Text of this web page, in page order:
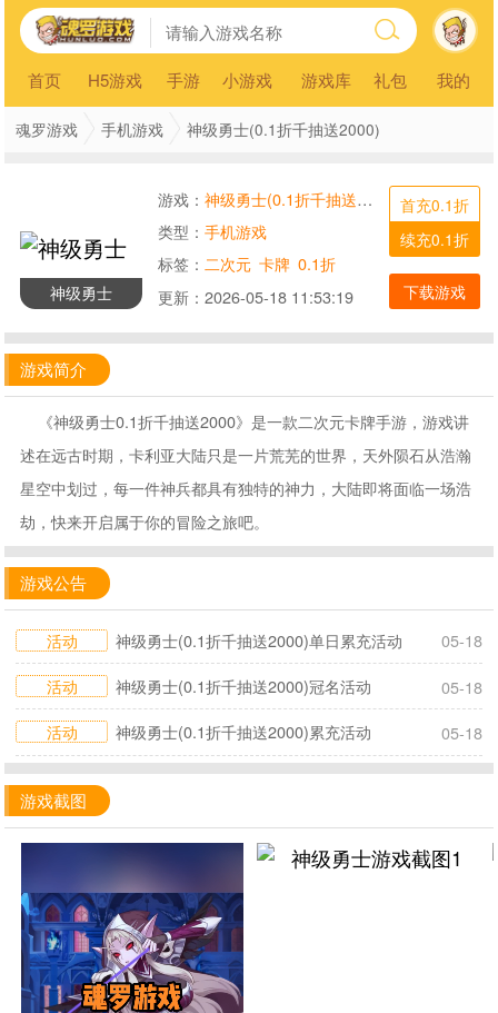
首页 H5游戏 手游 小游戏 游戏库 礼包 我的
魂罗游戏 手机游戏 神级勇士(0.1折千抽送2000)
神级勇士
游戏： 神级勇士(0.1折千抽送2000)
类型： 手机游戏
标签： 二次元 卡牌 0.1折
更新： 2026-05-18 11:53:19
首充0.1折
续充0.1折
下载游戏
游戏简介
《神级勇士0.1折千抽送2000》是一款二次元卡牌手游，游戏讲
述在远古时期，卡利亚大陆只是一片荒芜的世界，天外陨石从浩瀚
星空中划过，每一件神兵都具有独特的神力，大陆即将面临一场浩
劫，快来开启属于你的冒险之旅吧。
游戏公告
活动 神级勇士(0.1折千抽送2000)单日累充活动
05-18
活动
神级勇士(0.1折千抽送2000)冠名活动
05-18
活动
神级勇士(0.1折千抽送2000)累充活动 05-18
游戏截图